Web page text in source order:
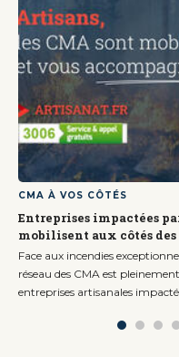
CMA À VOS CÔTÉS
Entreprises impactées
mobilisent aux côtés
Face aux incendies
réseau des CMA est
entreprises artisanales